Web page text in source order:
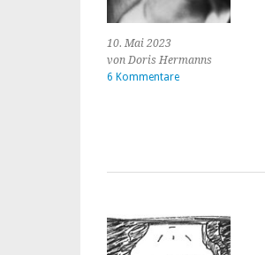
10. Mai 2023
von Doris Hermanns
6 Kommentare